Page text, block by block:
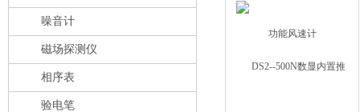
噪音计
磁场探测仪
相序表
验电笔